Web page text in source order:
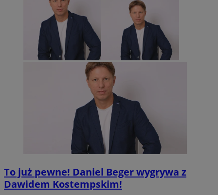
To już pewne! Daniel Beger wygrywa z
Dawidem Kostempskim!